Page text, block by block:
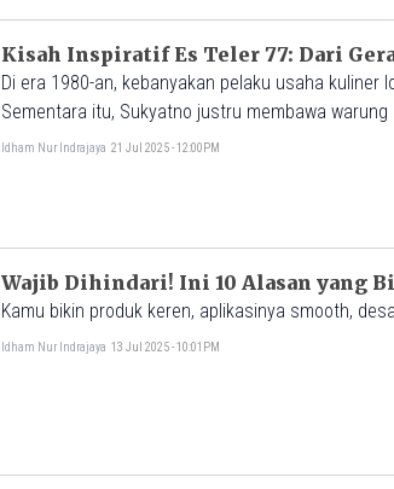
Kisah Inspiratif Es Teler 77: Dari
Di era 1980-an, kebanyakan pelaku usaha
Sementara itu, Sukyatno justru membawa
yang dianggap nekat pada zamannya.
Idham Nur Indrajaya 21 Jul 2025 - 12:00PM
Wajib Dihindari! Ini 10 Alasan yang
Kamu bikin produk keren, aplikasinya smooth,
Idham Nur Indrajaya 13 Jul 2025 - 10:01PM